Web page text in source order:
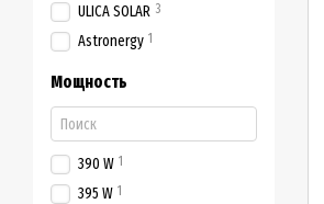
ULICA SOLAR 3
Astronergy 1
Мощность
390 W 1
395 W 1